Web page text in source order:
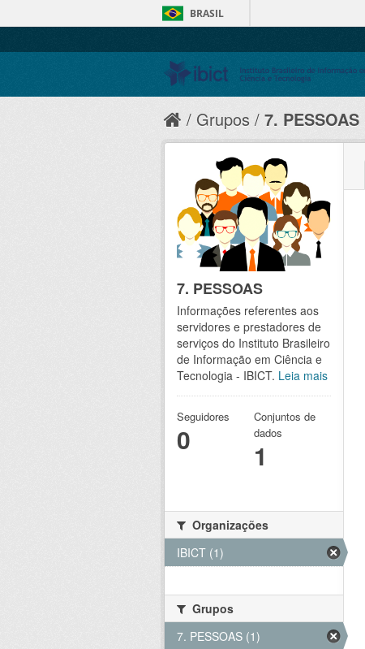
BRASIL
Grupos 7. PESSOAS
7. PESSOAS
Informações referentes aos
servidores e prestadores de
serviços do Instituto Brasileiro
de Informação em Ciência e
Tecnologia - IBICT. Leia mais
Seguidores
0
Conjuntos de
dados
1
Organizações
IBICT (1)
Grupos
7. PESSOAS (1)